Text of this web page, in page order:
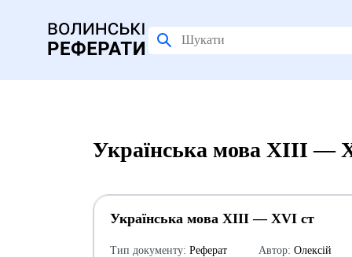
Українська мова ХІІІ —
Українська мова ХІІІ — ХVІ ст
Тип документу: Реферат
Автор: Олексій